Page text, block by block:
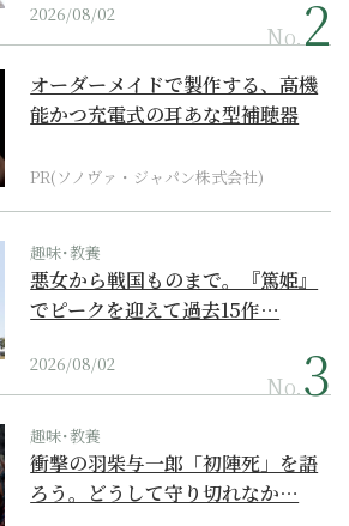
2026/08/02
No.
オーダーメイドで製作する、高機
能かつ充電式の耳あな型補聴器
PR(ソノヴァ・ジャパン株式会社)
趣味･教養
悪女から戦国ものまで。『篤姫』
でピークを迎えて過去15作…
2026/08/02
No.
趣味･教養
衝撃の羽柴与一郎「初陣死」を語
ろう。どうして守り切れなか…